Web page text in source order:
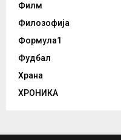
Филм
Филозофија
Формула1
Фудбал
Храна
ХРОНИКА